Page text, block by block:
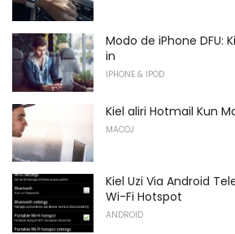
Modo de iPhone DFU:
in
IPHONE & IPOD
Kiel aliri Hotmail Kun
MACOJ
Kiel Uzi Via Android
Wi-Fi Hotspot
ANDROID